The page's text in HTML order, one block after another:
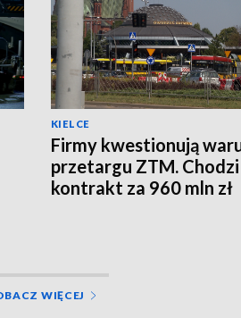
KIELCE
Firmy kwestionują
przetargu ZTM.
kontrakt za 960 mln zł
WIĘCEJ